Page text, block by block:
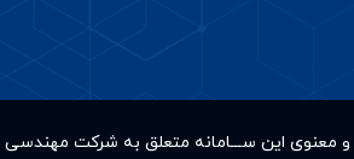
معنوى این ســـامانه متعلق به شرکت